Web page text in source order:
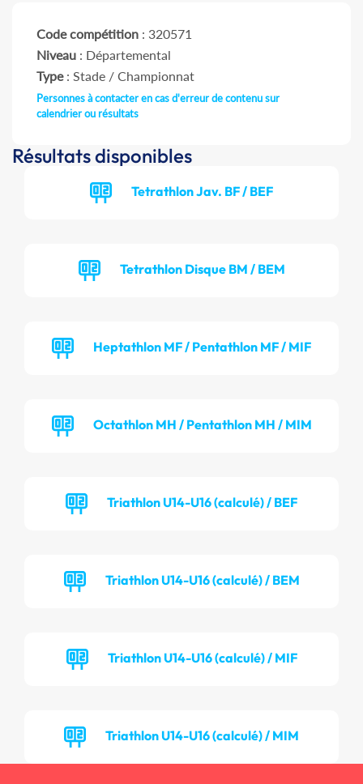
Code compétition : 320571
Niveau : Départemental
Type: Stade / Championnat
Personnes à contacter en cas d'erreur de contenu sur
calendrier ou résultats
Résultats disponibles
Tetrathlon Jav. BF / BEF
Tetrathlon Disque BM / BEM
Heptathlon MF / Pentathlon MF / MIF
Octathlon MH / Pentathlon MH / MIM
Triathlon U14-U16 (calculé) / BEF
Triathlon U14-U16 (calculé) / BEM
Triathlon U14-U16 (calculé) / MIF
Triathlon U14-U16 (calculé) / MIM